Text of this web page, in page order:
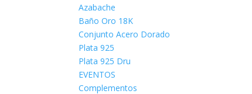
Azabache
Baño Oro 18K
Conjunto Acero Dorado
Plata 925
Plata 925 Dru
EVENTOS
Complementos